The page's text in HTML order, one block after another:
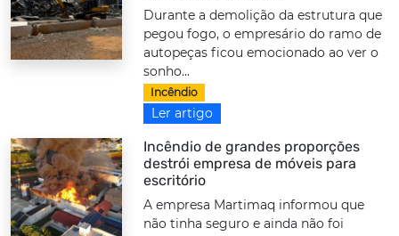
Durante a demolição da estrutura que
pegou fogo, o empresário do ramo de
autopeças ficou emocionado ao ver o
sonho...
Incêndio
Ler artigo
Incêndio de grandes proporções
destrói empresa de móveis para
escritório
A empresa Martimaq informou que
não tinha seguro e ainda não foi